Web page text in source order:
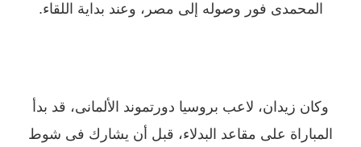
المحمدى فور وصوله إلى مصر، وعند بداية اللقاء.
وكان زيدان، لاعب بروسيا دورتموند الألمانى، قد بدأ
المباراة على مقاعد البدلاء، قبل أن يشارك فى شوط